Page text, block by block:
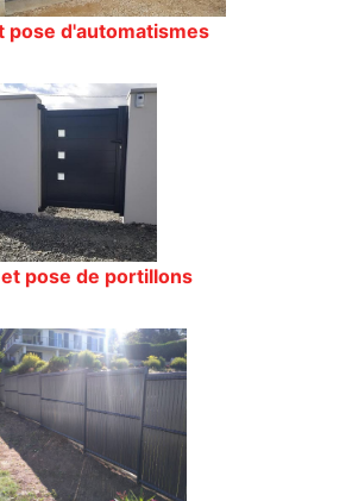
pose d'automatismes
pose de portillons